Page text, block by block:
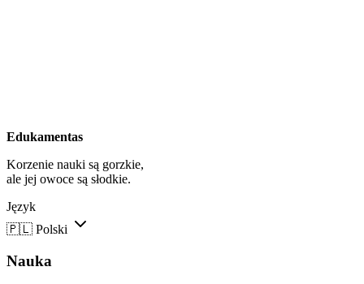
Edukamentas
Korzenie nauki są gorzkie,
ale jej owoce są słodkie.
Język
🇵🇱 Polski
Nauka